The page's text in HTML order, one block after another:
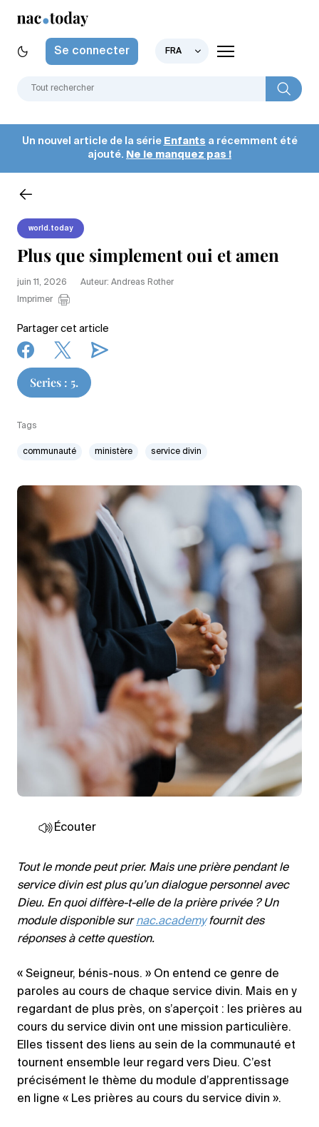
Se connecter FRA
Un nouvel article de la série Enfants a récemment été
ajouté. Ne le manquez pas !
world.today
Plus que simplement oui et amen
juin 11, 2026
Auteur: Andreas Rother
Imprimer
Partager cet article
Series : 5.
Tags
communauté ministère service divin
Écouter
Tout le monde peut prier. Mais une prière pendant le
service divin est plus qu’un dialogue personnel avec
Dieu. En quoi diffère-t-elle de la prière privée ? Un
module disponible surnac.academyfournit des
réponses à cette question.
« Seigneur, bénis-nous. » On entend ce genre de
paroles au cours de chaque service divin. Mais en y
regardant de plus près, on s’aperçoit : les prières au
cours du service divin ont une mission particulière.
Elles tissent des liens au sein de la communauté et
tournent ensemble leur regard vers Dieu. C’est
précisément le thème du module d’apprentissage
en ligne « Les prières au cours du service divin ».